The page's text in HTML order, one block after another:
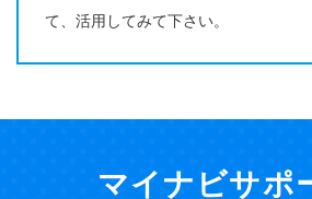
て、活用してみて下さい。
マイナビサポ